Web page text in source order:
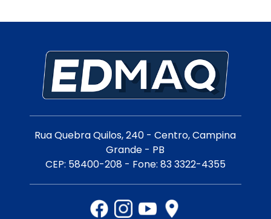
Rua Quebra Quilos, 240 - Centro, Campina
Grande - PB
CEP: 58400-208 - Fone: 83 3322-4355